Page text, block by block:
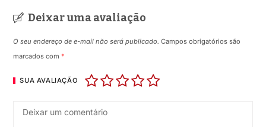
Deixar uma avaliação
O seu endereço de e-mail não será publicado. Campos obrigatórios são
marcados com*
SUA AVALIAÇÃO